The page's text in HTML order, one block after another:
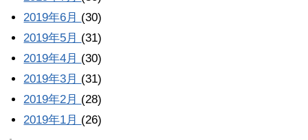
2019年6月 (30)
2019年5月 (31)
2019年4月 (30)
2019年3月 (31)
2019年2月 (28)
2019年1月 (26)